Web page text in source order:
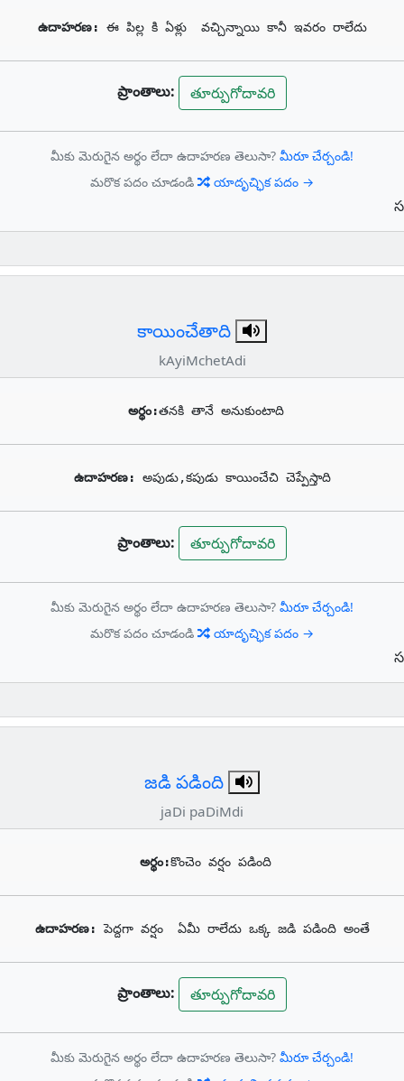
ఉదాహరణ: ఈ పిల్ల కి ఏళ్లు  వచ్చిన్నాయి కానీ ఇవరం రాలేదు
ప్రాంతాలు: తూర్పుగోదావరి
మీకు మెరుగైన అర్థం లేదా ఉదాహరణ తెలుసా? మీరూ చేర్చండి!
మరొక పదం చూడండి
యాదృచ్ఛిక పదం →
కాయించేతాది
kAyiMchetAdi
అర్థం:తనకి తానే అనుకుంటాది
ఉదాహరణ: అపుడు,కపుడు కాయించేచి చెప్పేస్తాది
ప్రాంతాలు: తూర్పుగోదావరి
మీకు మెరుగైన అర్థం లేదా ఉదాహరణ తెలుసా? మీరూ చేర్చండి!
మరొక పదం చూడండి
యాదృచ్ఛిక పదం →
జడి పడింది
jaDi paDiMdi
అర్థం:కొంచెం వర్షం పడింది
ఉదాహరణ: పెద్దగా వర్షం  ఏమీ రాలేదు ఒక్క జడి పడింది అంతే
ప్రాంతాలు: తూర్పుగోదావరి
మీకు మెరుగైన అర్థం లేదా ఉదాహరణ తెలుసా? మీరూ చేర్చండి!